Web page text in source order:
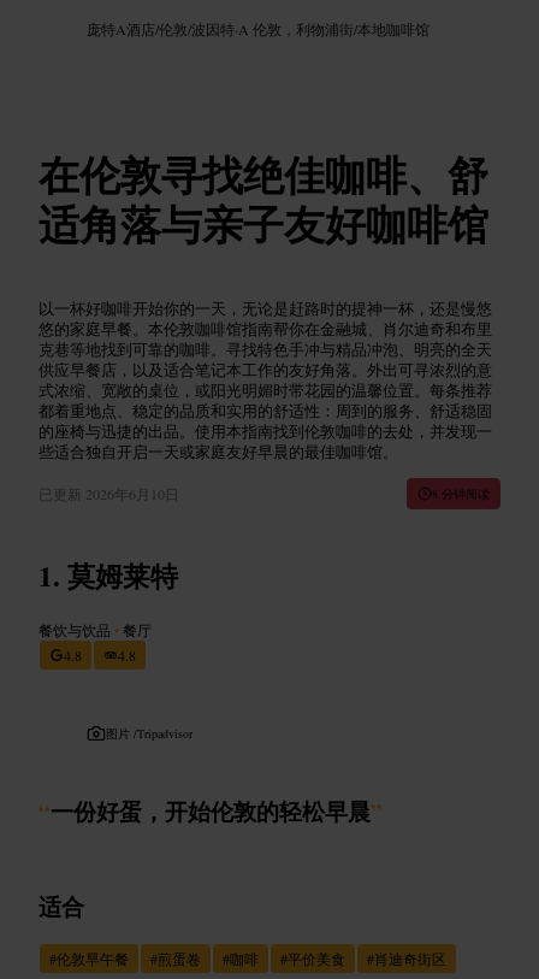
庞特A酒店/伦敦/波因特·A 伦敦，利物浦街/本地咖啡馆
在伦敦寻找绝佳咖啡、舒
适角落与亲子友好咖啡馆
以一杯好咖啡开始你的一天，无论是赶路时的提神一杯，还是慢悠
悠的家庭早餐。本伦敦咖啡馆指南帮你在金融城、肖尔迪奇和布里
克巷等地找到可靠的咖啡。寻找特色手冲与精品冲泡、明亮的全天
供应早餐店，以及适合笔记本工作的友好角落。外出可寻浓烈的意
式浓缩、宽敞的桌位，或阳光明媚时带花园的温馨位置。每条推荐
都着重地点、稳定的品质和实用的舒适性：周到的服务、舒适稳固
的座椅与迅捷的出品。使用本指南找到伦敦咖啡的去处，并发现一
些适合独自开启一天或家庭友好早晨的最佳咖啡馆。
已更新 2026年6月10日 8 分钟阅读
莫姆莱特
餐饮与饮品 •餐厅
4.8
4.8
图片 /Tripadvisor
“一份好蛋，开始伦敦的轻松早晨”
适合
#伦敦早午餐 #煎蛋卷 #咖啡 #平价美食 #肖迪奇街区